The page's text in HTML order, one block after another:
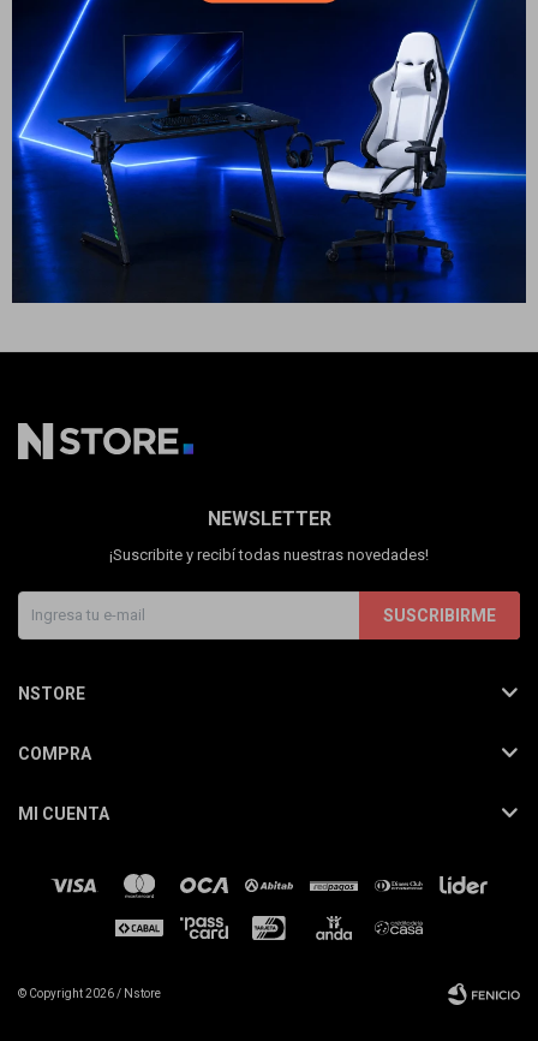
Otras variantes disponibles:
Hasta en 12 cuotas Ver medios de pago
NEWSLETTER
¡Suscribite y recibí todas nuestras novedades!
SUSCRIBIRME
NSTORE
COMPRA
MI CUENTA
© Copyright 2026 / Nstore
F&Q
Tiendas